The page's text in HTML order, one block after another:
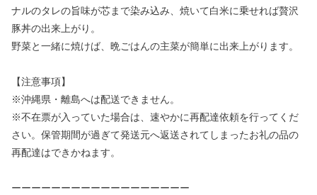
ナルのタレの旨味が芯まで染み込み、焼いて白米に乗せれば贅沢
豚丼の出来上がり。
野菜と一緒に焼けば、晩ごはんの主菜が簡単に出来上がります。
【注意事項】
※沖縄県・離島へは配送できません。
※不在票が入っていた場合は、速やかに再配達依頼を行ってくだ
さい。保管期間が過ぎて発送元へ返送されてしまったお礼の品の
再配達はできかねます。
ーーーーーーーーーーーーーーーーーー